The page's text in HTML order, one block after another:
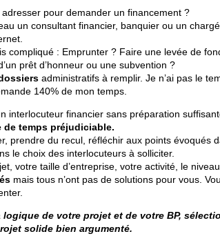
pour demander un financement ?
un consultant financier, banquier ou un chargé
compliqué : Emprunter ? Faire une levée de
prêt d’honneur ou une subvention ?
administratifs à remplir. Je n’ai pas le
140% de mon temps.
interlocuteur financier sans préparation
de temps préjudiciable.
prendre du recul, réfléchir aux points évoqués
le choix des interlocuteurs à solliciter.
votre taille d’entreprise, votre activité, le
mais tous n’ont pas de solutions pour vous.
de votre projet et de votre BP,
solide bien argumenté.